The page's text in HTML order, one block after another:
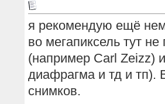
я рекомендую ещё
во мегапиксель тут
(например Carl Zeizz)
диафрагма и тд и тп).
снимков.